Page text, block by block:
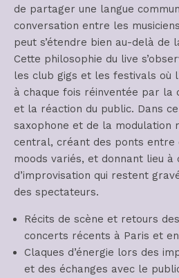
de partager une langue
conversation entre les
peut s’étendre bien au-delà de
Cette philosophie du live
les club gigs et les festivals où
à chaque fois réinventée par la
et la réaction du public. Dans
saxophone et de la modulation
central, créant des ponts entre
moods variés, et donnant lieu à
d’improvisation qui restent
des spectateurs.
Récits de scène et retours
concerts récents à Paris et
Claques d’énergie lors des
et des échanges avec le